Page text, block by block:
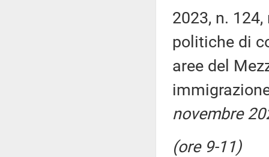
2023, n.
politiche di
aree del
novembre
(ore 9-11)